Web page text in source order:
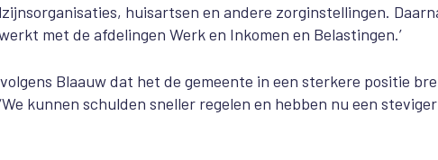
huisartsen en andere zorginstellingen.
met de afdelingen Werk en Inkomen en Belastingen.’
Blaauw dat het de gemeente in een sterkere positie
kunnen schulden sneller regelen en hebben nu een steviger